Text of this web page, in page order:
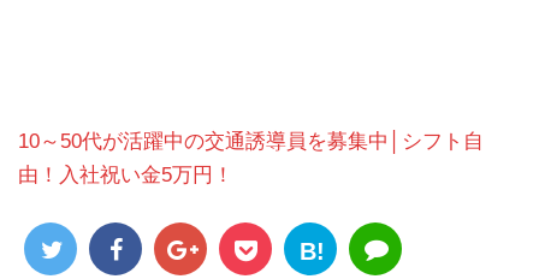
10～50代が活躍中の交通誘導員を募集中│シフト自
由！入社祝い金5万円！
B!